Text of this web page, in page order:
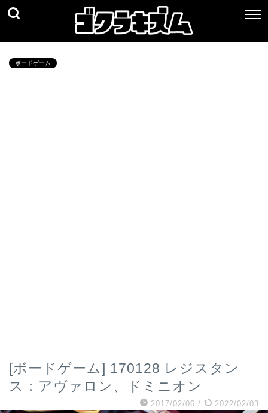
ボードゲーム
[ボードゲーム] 170128 レジスタン
ス：アヴァロン、ドミニオン
2017/02/06 / 2022/02/03